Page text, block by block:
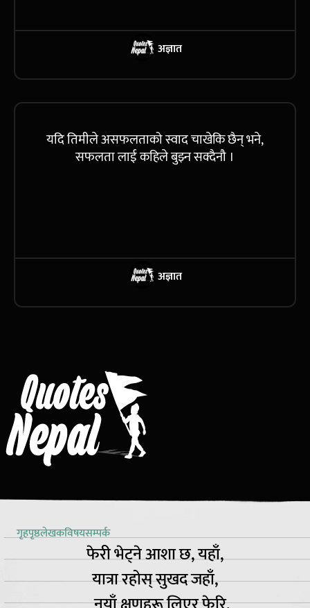
अज्ञात
यदि तिमीले असफलताको स्वाद चाखेकि छैन् भने,
सफलता लाई कहिले बुझ्न सक्दैनौ ।
अज्ञात
गृहपृष्ठलेखकविषयसम्पर्क
फेरी भेट्ने आशा छ, यहाँ,
यात्रा रहोस् सुखद जहाँ,